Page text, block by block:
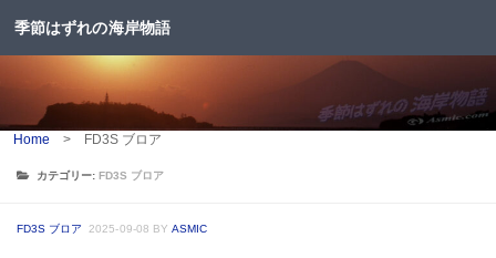
コンテンツへスキップ
季節はずれの海岸物語
Home > FD3S ブロア
カテゴリー:FD3S ブロア
FD3S ブロア 2025-09-08 BY ASMIC